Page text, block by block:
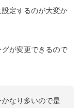
定するのが大変か
が変更できるので
なり多いので是